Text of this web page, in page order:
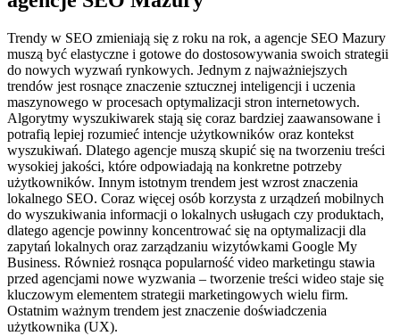
Trendy w SEO zmieniają się z roku na rok, a agencje SEO Mazury
muszą być elastyczne i gotowe do dostosowywania swoich strategii
do nowych wyzwań rynkowych. Jednym z najważniejszych
trendów jest rosnące znaczenie sztucznej inteligencji i uczenia
maszynowego w procesach optymalizacji stron internetowych.
Algorytmy wyszukiwarek stają się coraz bardziej zaawansowane i
potrafią lepiej rozumieć intencje użytkowników oraz kontekst
wyszukiwań. Dlatego agencje muszą skupić się na tworzeniu treści
wysokiej jakości, które odpowiadają na konkretne potrzeby
użytkowników. Innym istotnym trendem jest wzrost znaczenia
lokalnego SEO. Coraz więcej osób korzysta z urządzeń mobilnych
do wyszukiwania informacji o lokalnych usługach czy produktach,
dlatego agencje powinny koncentrować się na optymalizacji dla
zapytań lokalnych oraz zarządzaniu wizytówkami Google My
Business. Również rosnąca popularność video marketingu stawia
przed agencjami nowe wyzwania – tworzenie treści wideo staje się
kluczowym elementem strategii marketingowych wielu firm.
Ostatnim ważnym trendem jest znaczenie doświadczenia
użytkownika (UX).